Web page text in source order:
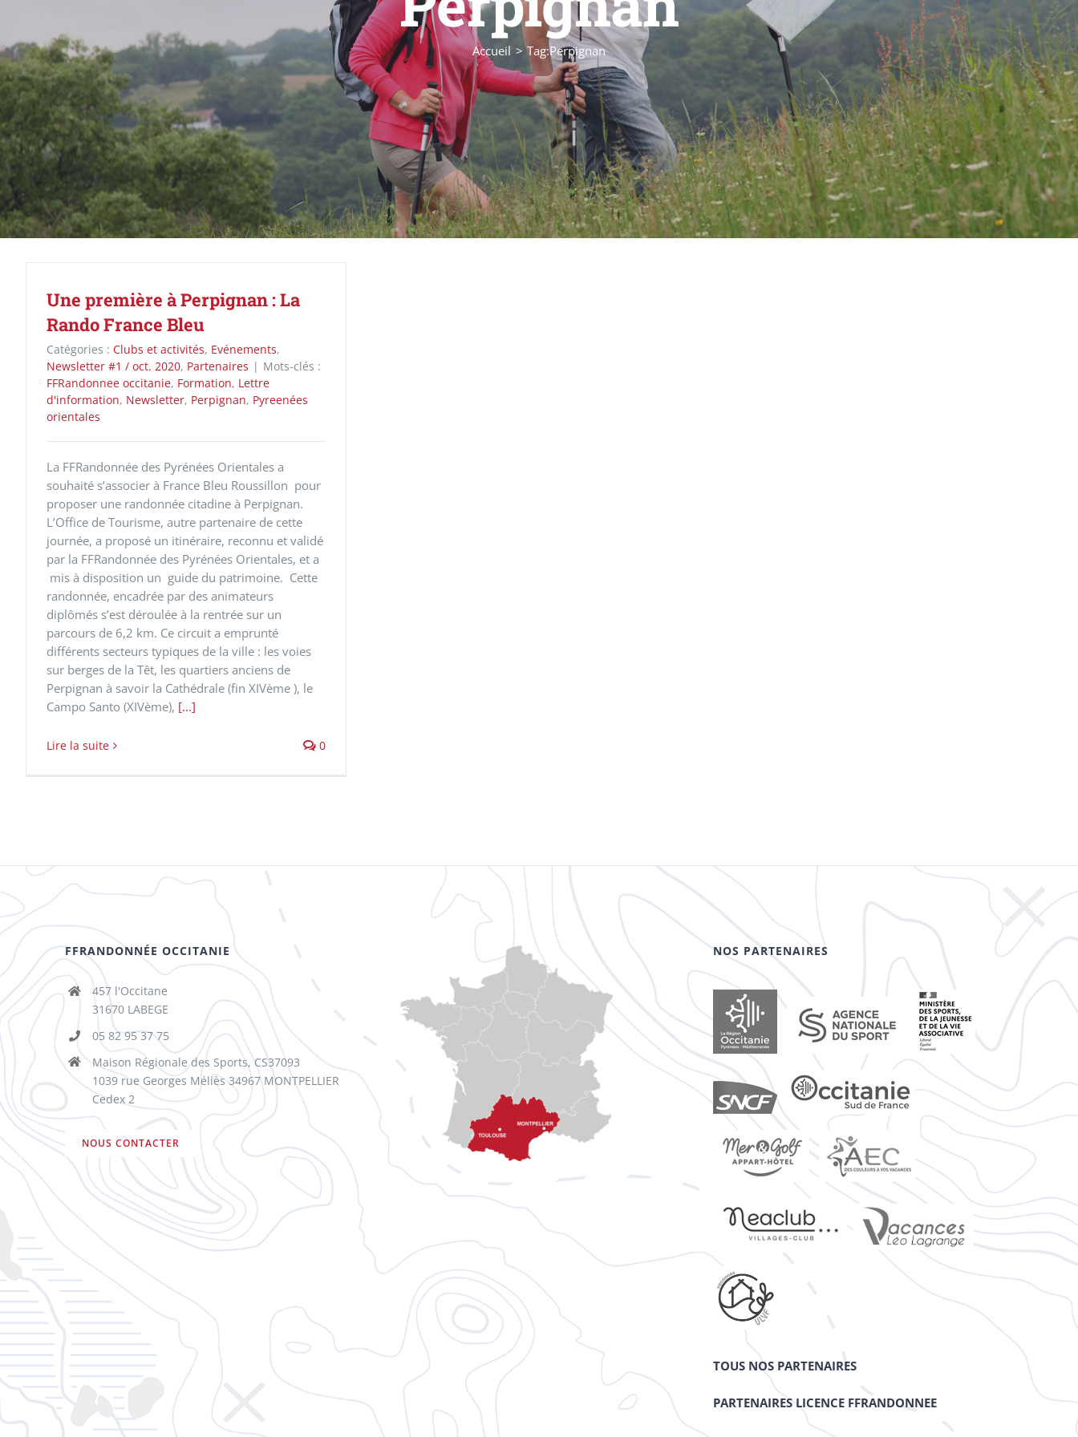
Accueil Tag:Perpignan
Une première à Perpignan : La
Rando France Bleu
Catégories : Clubs et activités, Evénements,
Newsletter #1 / oct. 2020, Partenaires | Mots-clés :
FFRandonnee occitanie, Formation, Lettre
d'information, Newsletter, Perpignan, Pyreenées
orientales
La FFRandonnée des Pyrénées Orientales a
souhaité s’associer à France Bleu Roussillon pour
proposer une randonnée citadine à Perpignan.
L’Office de Tourisme, autre partenaire de cette
journée, a proposé un itinéraire, reconnu et validé
par la FFRandonnée des Pyrénées Orientales, et a
mis à disposition un guide du patrimoine. Cette
randonnée, encadrée par des animateurs
diplômés s’est déroulée à la rentrée sur un
parcours de 6,2 km. Ce circuit a emprunté
différents secteurs typiques de la ville : les voies
sur berges de la Têt, les quartiers anciens de
Perpignan à savoir la Cathédrale (fin XIVème ), le
Campo Santo (XIVème), [...]
Lire la suite 0
FFRANDONNÉE OCCITANIE
457 l'Occitane
31670 LABEGE
05 82 95 37 75
Maison Régionale des Sports, CS37093
1039 rue Georges Méliès 34967 MONTPELLIER
Cedex 2
NOUS CONTACTER
NOS PARTENAIRES
TOUS NOS PARTENAIRES
PARTENAIRES LICENCE FFRANDONNEE